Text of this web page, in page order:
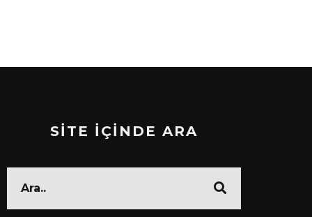
SİTE İÇİNDE ARA